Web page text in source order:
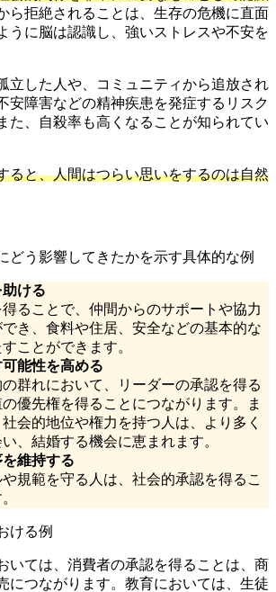
ら拒絶されることは、生存の危機に直面
うに脳は認識し、強いストレスや不安を
立した人や、コミュニティから追放され
安障害などの精神疾患を発症するリスク
た、自殺率も高くなることが知られてい
ると、人間はつらい思いをするのは自然
どう影響してきたかを示す具体的な例
ける
ることで、仲間からのサポートや協力
き、食料や住居、安全などの基本的な
ことができます。
能性を高める
群れにおいて、リーダーの承認を得る
優先権を得ることにつながります。ま
会的地位や権力を持つ人は、より多く
、結婚する機会に恵まれます。
維持する
規範を守る人は、社会的承認を得るこ
ける例
いては、消費者の承認を得ることは、商
につながります。教育においては、生徒